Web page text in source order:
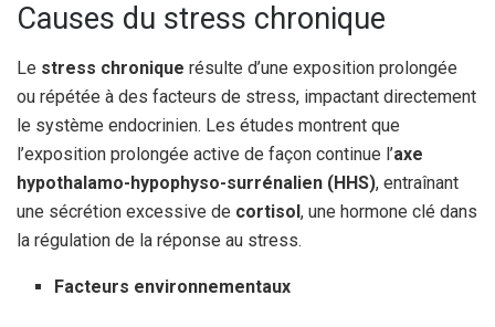
Causes du stress chronique
Le stress chronique résulte d’une exposition prolongée
ou répétée à des facteurs de stress, impactant directement
le système endocrinien. Les études montrent que
l’exposition prolongée active de façon continue l’axe
hypothalamo-hypophyso-surrénalien (HHS), entraînant
une sécrétion excessive de cortisol, une hormone clé dans
la régulation de la réponse au stress.
Facteurs environnementaux